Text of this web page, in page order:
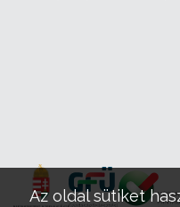
Az oldal sütiket